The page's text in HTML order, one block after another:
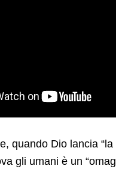
quando Dio lancia “la
gli umani è un